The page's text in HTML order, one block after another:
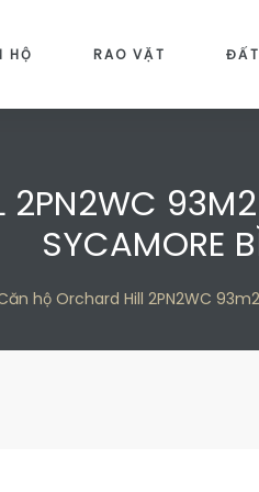
HỘ RAO VẶT
2PN2WC
SYCAMORE
hộ Orchard Hill 2PN2WC